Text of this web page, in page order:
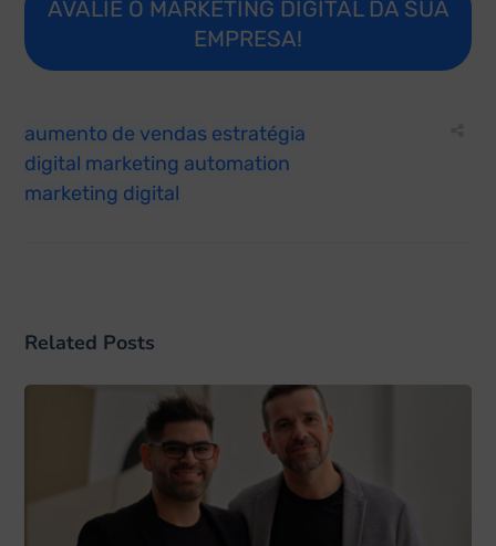
AVALIE O MARKETING DIGITAL DA SUA
EMPRESA!
aumento de vendas estratégia
digital marketing automation
marketing digital
Related Posts